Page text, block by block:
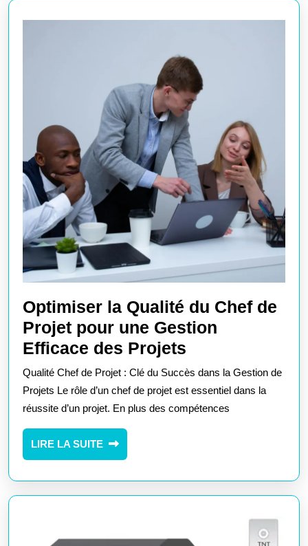
Optimiser la Qualité du Chef de
Projet pour une Gestion
Efficace des Projets
la
Qualité
du
pour
Gestion
Qualité Chef de Projet : Clé du Succès dans la Gestion de
Projets Le rôle d’un chef de projet est essentiel dans la
réussite d’un projet. En plus des compétences
LIRE LA SUITE
LIRE
LA